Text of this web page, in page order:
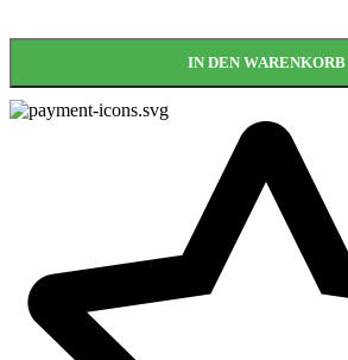
IN DEN WARENKORB